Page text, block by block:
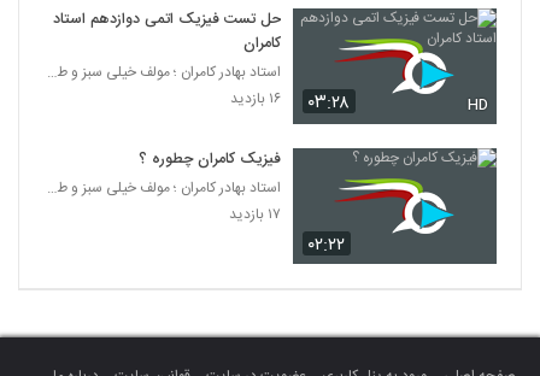
۰۳:۲۸ HD
حل تست فیزیک اتمی دوازدهم استاد
کامران
استاد بهادر کامران ؛ مولف خیلی سبز و طراح قلم چی
۱۶ بازدید
۰۲:۲۲
فیزیک کامران چطوره ؟
استاد بهادر کامران ؛ مولف خیلی سبز و طراح قلم چی
۱۷ بازدید